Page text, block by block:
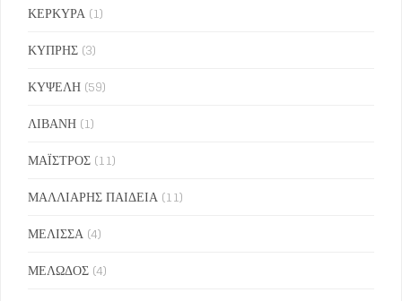
ΚΕΡΚΥΡΑ (1)
ΚΥΠΡΗΣ (3)
ΚΥΨΕΛΗ (59)
ΛΙΒΑΝΗ (1)
ΜΑΪΣΤΡΟΣ (11)
ΜΑΛΛΙΑΡΗΣ ΠΑΙΔΕΙΑ (11)
ΜΕΛΙΣΣΑ (4)
ΜΕΛΩΔΟΣ (4)